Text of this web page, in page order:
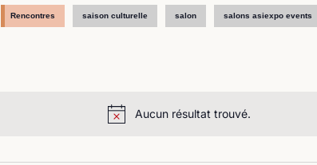
Aucun résultat trouvé.
Rencontres saison culturelle salon salons asiexpo events